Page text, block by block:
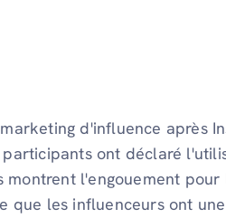
d'influence après
ont déclaré
l'engouement
que les influenceurs ont